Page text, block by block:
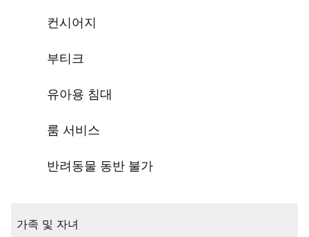
컨시어지
부티크
유아용 침대
룸 서비스
반려동물 동반 불가
가족 및 자녀